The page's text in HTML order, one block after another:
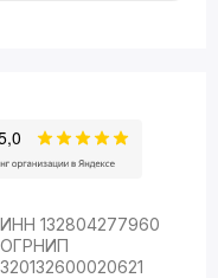
ИНН 132804277960
ОГРНИП
320132600020621